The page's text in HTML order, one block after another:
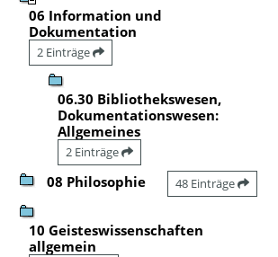
06 Information und
Dokumentation
2 Einträge
06.30 Bibliothekswesen,
Dokumentationswesen:
Allgemeines
2 Einträge
08 Philosophie 48 Einträge
10 Geisteswissenschaften
allgemein